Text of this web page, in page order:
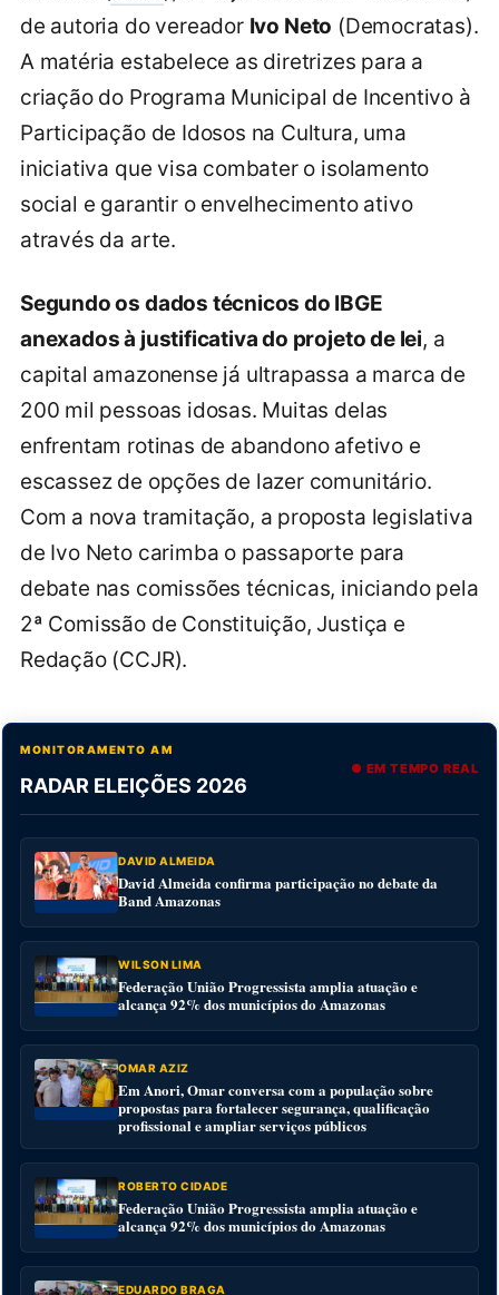
de autoria do vereador Ivo Neto (Democratas).
A matéria estabelece as diretrizes para a
criação do Programa Municipal de Incentivo à
Participação de Idosos na Cultura, uma
iniciativa que visa combater o isolamento
social e garantir o envelhecimento ativo
através da arte.
Segundo os dados técnicos do IBGE
anexados à justificativa do projeto de lei, a
capital amazonense já ultrapassa a marca de
200 mil pessoas idosas. Muitas delas
enfrentam rotinas de abandono afetivo e
escassez de opções de lazer comunitário.
Com a nova tramitação, a proposta legislativa
de Ivo Neto carimba o passaporte para
debate nas comissões técnicas, iniciando pela
2ª Comissão de Constituição, Justiça e
Redação (CCJR).
MONITORAMENTO AM
RADAR ELEIÇÕES 2026
● EM TEMPO REAL
DAVID ALMEIDA
David Almeida confirma participação no debate da
Band Amazonas
WILSON LIMA
Federação União Progressista amplia atuação e
alcança 92% dos municípios do Amazonas
OMAR AZIZ
Em Anori, Omar conversa com a população sobre
propostas para fortalecer segurança, qualificação
profissional e ampliar serviços públicos
ROBERTO CIDADE
Federação União Progressista amplia atuação e
alcança 92% dos municípios do Amazonas
EDUARDO BRAGA